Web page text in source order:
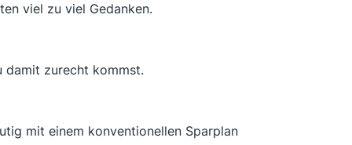
viel zu viel Gedanken.
damit zurecht kommst.
mit einem konventionellen Sparplan